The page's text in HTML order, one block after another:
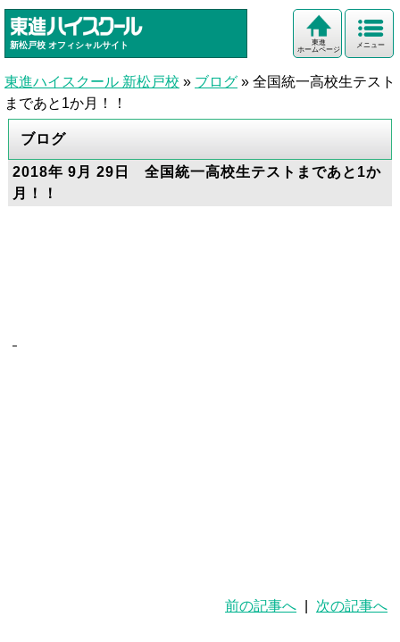
新松戸校 オフィシャルサイト メニュー
東進
ホームページ
東進ハイスクール 新松戸校 » ブログ » 全国統一高校生テスト
まであと1か月！！
ブログ
2018年 9月 29日 全国統一高校生テストまであと1か
月！！
前の記事へ 次の記事へ